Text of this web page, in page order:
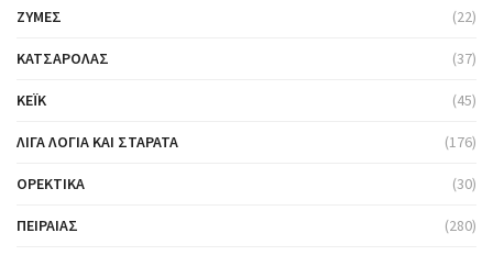
ΖΎΜΕΣ (22)
ΚΑΤΣΑΡΌΛΑΣ (37)
ΚΈΙΚ (45)
ΛΊΓΑ ΛΌΓΙΑ ΚΑΙ ΣΤΑΡΆΤΑ (176)
ΟΡΕΚΤΙΚΆ (30)
ΠΕΙΡΑΙΆΣ (280)